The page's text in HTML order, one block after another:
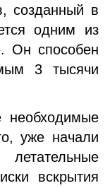
в
одним из
Он способен
3 тысячи
уже начали
летательные
вскрытия